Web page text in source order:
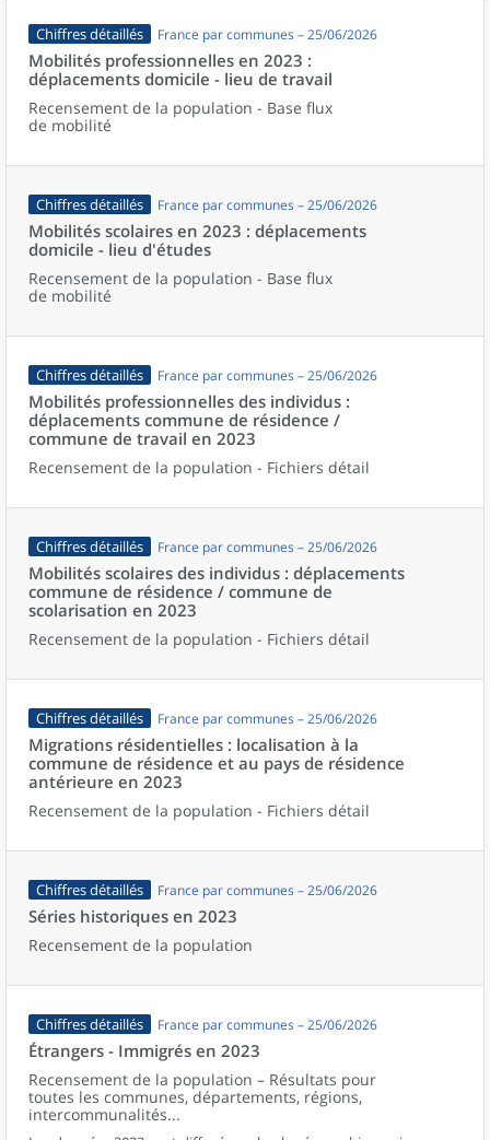
Chiffres détaillés France par communes – 25/06/2026
Mobilités professionnelles en 2023 :
déplacements domicile - lieu de travail
Recensement de la population - Base flux
de mobilité
Chiffres détaillés France par communes – 25/06/2026
Mobilités scolaires en 2023 : déplacements
domicile - lieu d'études
Recensement de la population - Base flux
de mobilité
Chiffres détaillés France par communes – 25/06/2026
Mobilités professionnelles des individus :
déplacements commune de résidence /
commune de travail en 2023
Recensement de la population - Fichiers détail
Chiffres détaillés France par communes – 25/06/2026
Mobilités scolaires des individus : déplacements
commune de résidence / commune de
scolarisation en 2023
Recensement de la population - Fichiers détail
Chiffres détaillés France par communes – 25/06/2026
Migrations résidentielles : localisation à la
commune de résidence et au pays de résidence
antérieure en 2023
Recensement de la population - Fichiers détail
Chiffres détaillés France par communes – 25/06/2026
Séries historiques en 2023
Recensement de la population
Chiffres détaillés France par communes – 25/06/2026
Étrangers - Immigrés en 2023
Recensement de la population – Résultats pour
toutes les communes, départements, régions,
intercommunalités...